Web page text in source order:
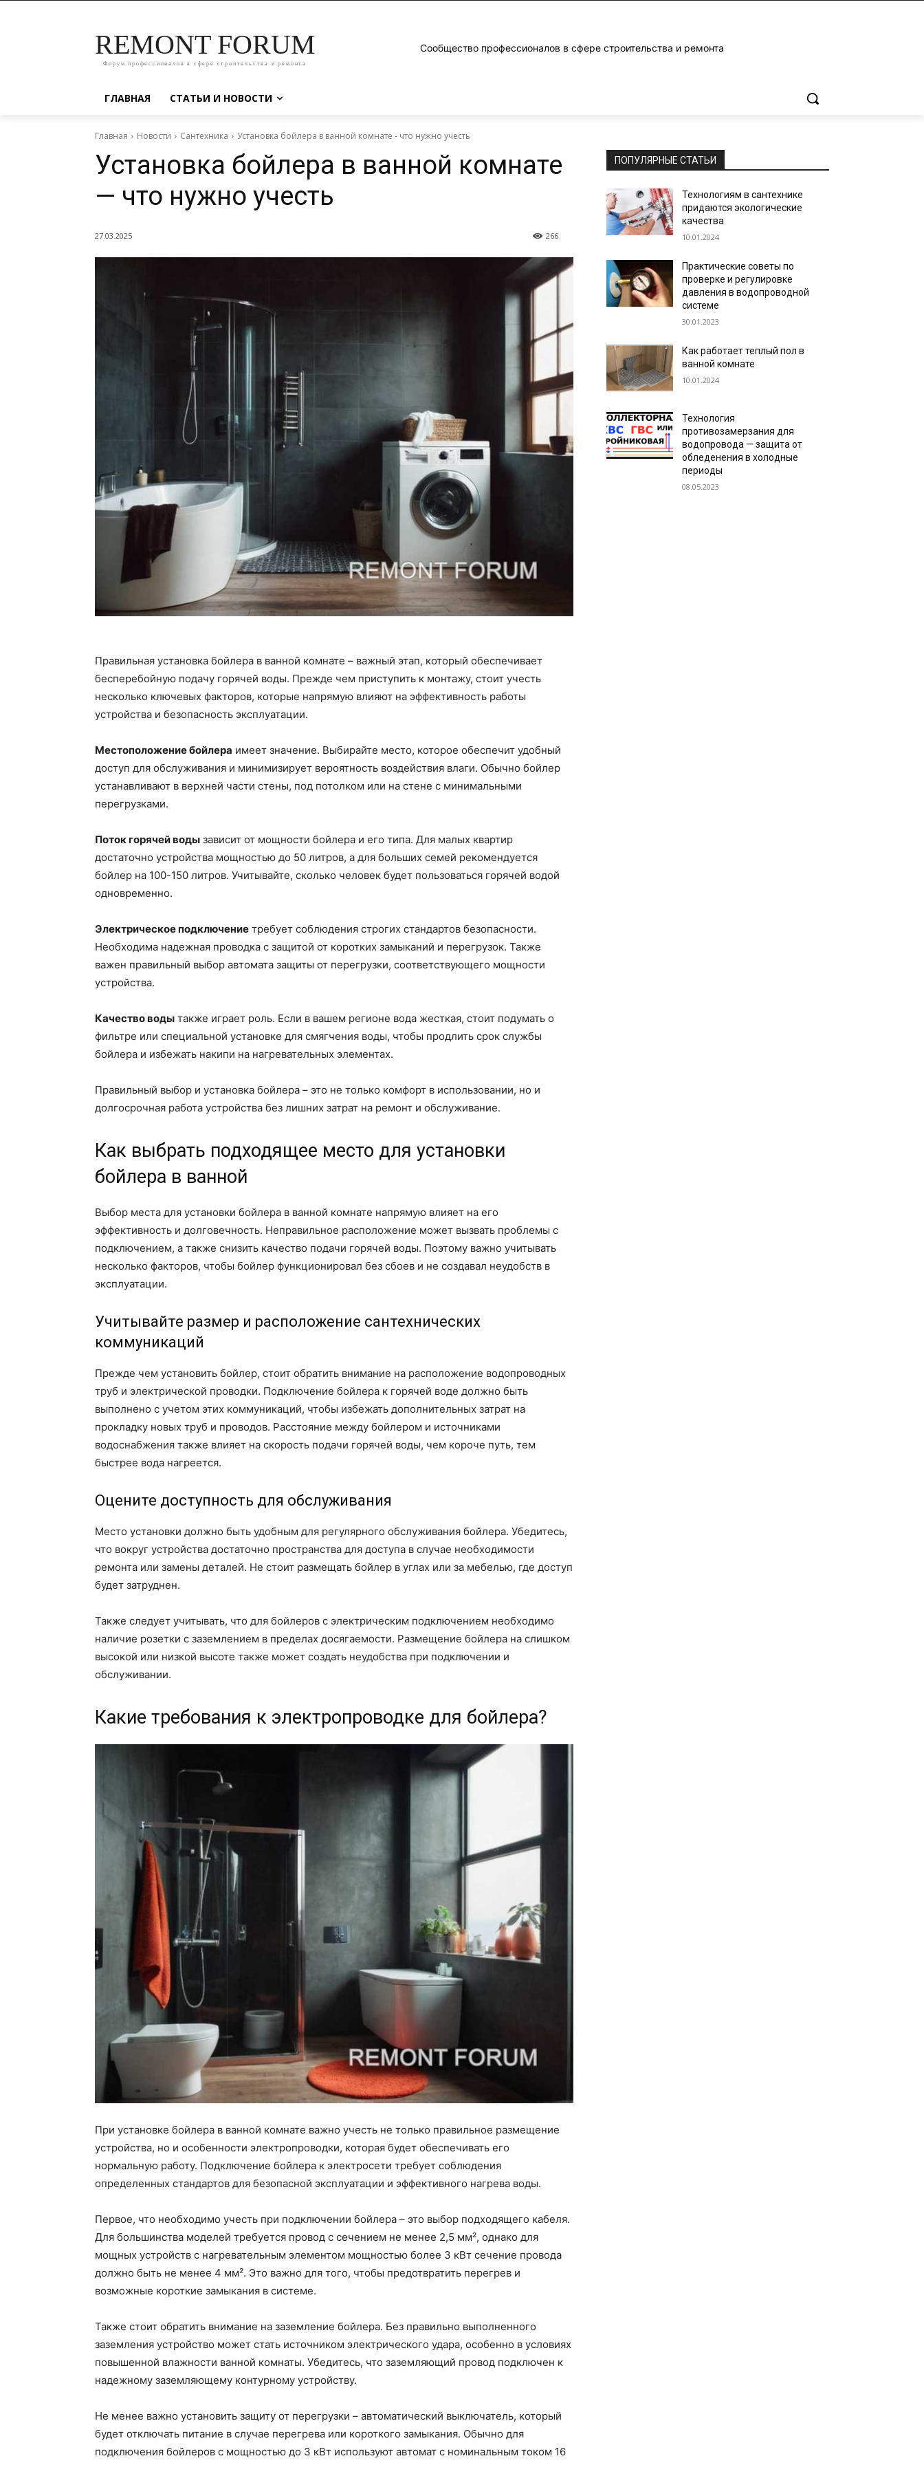
REMONT FORUM
Форум профессионалов в сфере строительства и ремонта
Сообщество профессионалов в сфере строительства и ремонта
ГЛАВНАЯ СТАТЬИ И НОВОСТИ
Главная Новости Сантехника Установка бойлера в ванной комнате - что нужно учесть
Установка бойлера в ванной комнате
— что нужно учесть
27.03.2025 266
Правильная установка бойлера в ванной комнате – важный этап, который обеспечивает
бесперебойную подачу горячей воды. Прежде чем приступить к монтажу, стоит учесть
несколько ключевых факторов, которые напрямую влияют на эффективность работы
устройства и безопасность эксплуатации.
Местоположение бойлера имеет значение. Выбирайте место, которое обеспечит удобный
доступ для обслуживания и минимизирует вероятность воздействия влаги. Обычно бойлер
устанавливают в верхней части стены, под потолком или на стене с минимальными
перегрузками.
Поток горячей воды зависит от мощности бойлера и его типа. Для малых квартир
достаточно устройства мощностью до 50 литров, а для больших семей рекомендуется
бойлер на 100-150 литров. Учитывайте, сколько человек будет пользоваться горячей водой
одновременно.
Электрическое подключение требует соблюдения строгих стандартов безопасности.
Необходима надежная проводка с защитой от коротких замыканий и перегрузок. Также
важен правильный выбор автомата защиты от перегрузки, соответствующего мощности
устройства.
Качество воды также играет роль. Если в вашем регионе вода жесткая, стоит подумать о
фильтре или специальной установке для смягчения воды, чтобы продлить срок службы
бойлера и избежать накипи на нагревательных элементах.
Правильный выбор и установка бойлера – это не только комфорт в использовании, но и
долгосрочная работа устройства без лишних затрат на ремонт и обслуживание.
Как выбрать подходящее место для установки
бойлера в ванной
Выбор места для установки бойлера в ванной комнате напрямую влияет на его
эффективность и долговечность. Неправильное расположение может вызвать проблемы с
подключением, а также снизить качество подачи горячей воды. Поэтому важно учитывать
несколько факторов, чтобы бойлер функционировал без сбоев и не создавал неудобств в
эксплуатации.
Учитывайте размер и расположение сантехнических
коммуникаций
Прежде чем установить бойлер, стоит обратить внимание на расположение водопроводных
труб и электрической проводки. Подключение бойлера к горячей воде должно быть
выполнено с учетом этих коммуникаций, чтобы избежать дополнительных затрат на
прокладку новых труб и проводов. Расстояние между бойлером и источниками
водоснабжения также влияет на скорость подачи горячей воды, чем короче путь, тем
быстрее вода нагреется.
Оцените доступность для обслуживания
Место установки должно быть удобным для регулярного обслуживания бойлера. Убедитесь,
что вокруг устройства достаточно пространства для доступа в случае необходимости
ремонта или замены деталей. Не стоит размещать бойлер в углах или за мебелью, где доступ
будет затруднен.
Также следует учитывать, что для бойлеров с электрическим подключением необходимо
наличие розетки с заземлением в пределах досягаемости. Размещение бойлера на слишком
высокой или низкой высоте также может создать неудобства при подключении и
обслуживании.
Какие требования к электропроводке для бойлера?
При установке бойлера в ванной комнате важно учесть не только правильное размещение
устройства, но и особенности электропроводки, которая будет обеспечивать его
нормальную работу. Подключение бойлера к электросети требует соблюдения
определенных стандартов для безопасной эксплуатации и эффективного нагрева воды.
Первое, что необходимо учесть при подключении бойлера – это выбор подходящего кабеля.
Для большинства моделей требуется провод с сечением не менее 2,5 мм², однако для
мощных устройств с нагревательным элементом мощностью более 3 кВт сечение провода
должно быть не менее 4 мм². Это важно для того, чтобы предотвратить перегрев и
возможные короткие замыкания в системе.
Также стоит обратить внимание на заземление бойлера. Без правильно выполненного
заземления устройство может стать источником электрического удара, особенно в условиях
повышенной влажности ванной комнаты. Убедитесь, что заземляющий провод подключен к
надежному заземляющему контурному устройству.
Не менее важно установить защиту от перегрузки – автоматический выключатель, который
будет отключать питание в случае перегрева или короткого замыкания. Обычно для
подключения бойлеров с мощностью до 3 кВт используют автомат с номинальным током 16
ПОПУЛЯРНЫЕ СТАТЬИ
Технологиям в сантехнике
придаются экологические
качества
10.01.2024
Практические советы по
проверке и регулировке
давления в водопроводной
системе
30.01.2023
Как работает теплый пол в
ванной комнате
10.01.2024
Технология
противозамерзания для
водопровода — защита от
обледенения в холодные
периоды
08.05.2023